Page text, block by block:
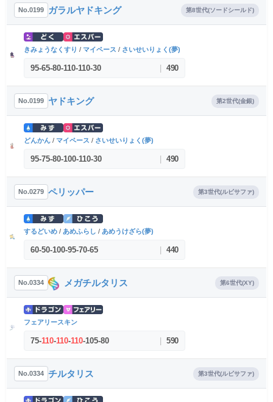
No.0199 ガラルヤドキング 第8世代(ソードシールド)
きみょうなくすり / マイペース / さいせいりょく(夢)
95-65-80-110-110-30 490
No.0199 ヤドキング 第2世代(金銀)
どんかん / マイペース / さいせいりょく(夢)
95-75-80-100-110-30 490
No.0279 ペリッパー 第3世代(ルビサファ)
するどいめ / あめふらし / あめうけざら(夢)
60-50-100-95-70-65 440
No.0334 メガチルタリス 第6世代(XY)
フェアリースキン
75-110-110-110-105-80 590
No.0334 チルタリス 第3世代(ルビサファ)